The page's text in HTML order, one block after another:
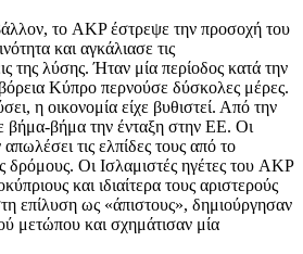
το AKP έστρεψε την προσοχή του
και αγκάλιασε τις
της λύσης. Ήταν μία περίοδος κατά την
Κύπρο περνούσε δύσκολες μέρες.
η οικονομία είχε βυθιστεί. Από την
βήμα-βήμα την ένταξη στην ΕΕ. Οι
τις ελπίδες τους από το
Οι Ισλαμιστές ηγέτες του AKP
και ιδιαίτερα τους αριστερούς
επίλυση ως «άπιστους», δημιούργησαν
μετώπου και σχημάτισαν μία